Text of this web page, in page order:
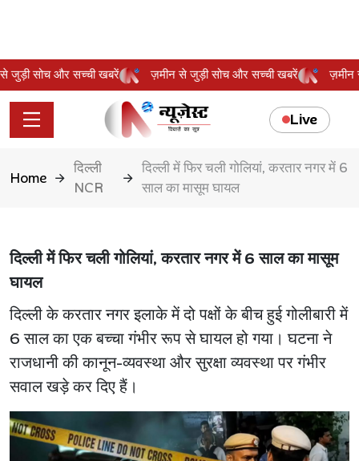
से जुड़ी सोच और सच्ची खबरें ज़मीन से जुड़ी सोच और सच्ची खबरें
Live
Home
दिल्ली
NCR
दिल्ली में फिर चली गोलियां, करतार नगर में 6
साल का मासूम घायल
दिल्ली में फिर चली गोलियां, करतार नगर में 6 साल का मासूम
घायल
दिल्ली के करतार नगर इलाके में दो पक्षों के बीच हुई गोलीबारी में
6 साल का एक बच्चा गंभीर रूप से घायल हो गया। घटना ने
राजधानी की कानून-व्यवस्था और सुरक्षा व्यवस्था पर गंभीर
सवाल खड़े कर दिए हैं।